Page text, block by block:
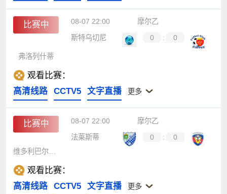
比赛中 08-07 22:00
摩尔乙
斯特乌切尼
0 : 0
弗洛列什蒂
观看比赛：
高清线路
CCTV5 文字直播 更多
比赛中 08-07 22:00
摩尔乙
法莱斯蒂
0 :
0
维多利巴尔达尔
观看比赛：
高清线路
CCTV5 文字直播 更多